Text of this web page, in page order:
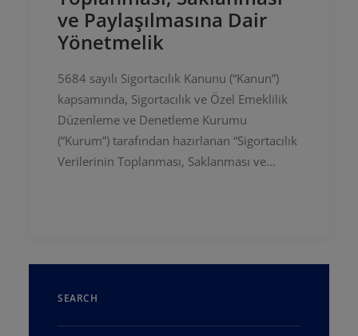
ve Paylaşılmasına Dair
Yönetmelik
5684 sayılı Sigortacılık Kanunu (“Kanun”)
kapsamında, Sigortacılık ve Özel Emeklilik
Düzenleme ve Denetleme Kurumu
(“Kurum”) tarafından hazırlanan “Sigortacılık
Verilerinin Toplanması, Saklanması ve…
SEARCH